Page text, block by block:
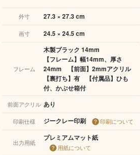
外寸 27.3 × 27.3 cm
画寸 24.5 × 24.5 cm
フレーム
木製ブラック 14mm
【フレーム】幅14mm、厚さ
24mm 【前面】2mmアクリル
【裏打ち】有 【付属品】ひも
付、かぶせ箱付
前面アクリル あり
印刷仕様 ジークレー印刷 印刷について
出力用紙
プレミアムマット紙
用紙について